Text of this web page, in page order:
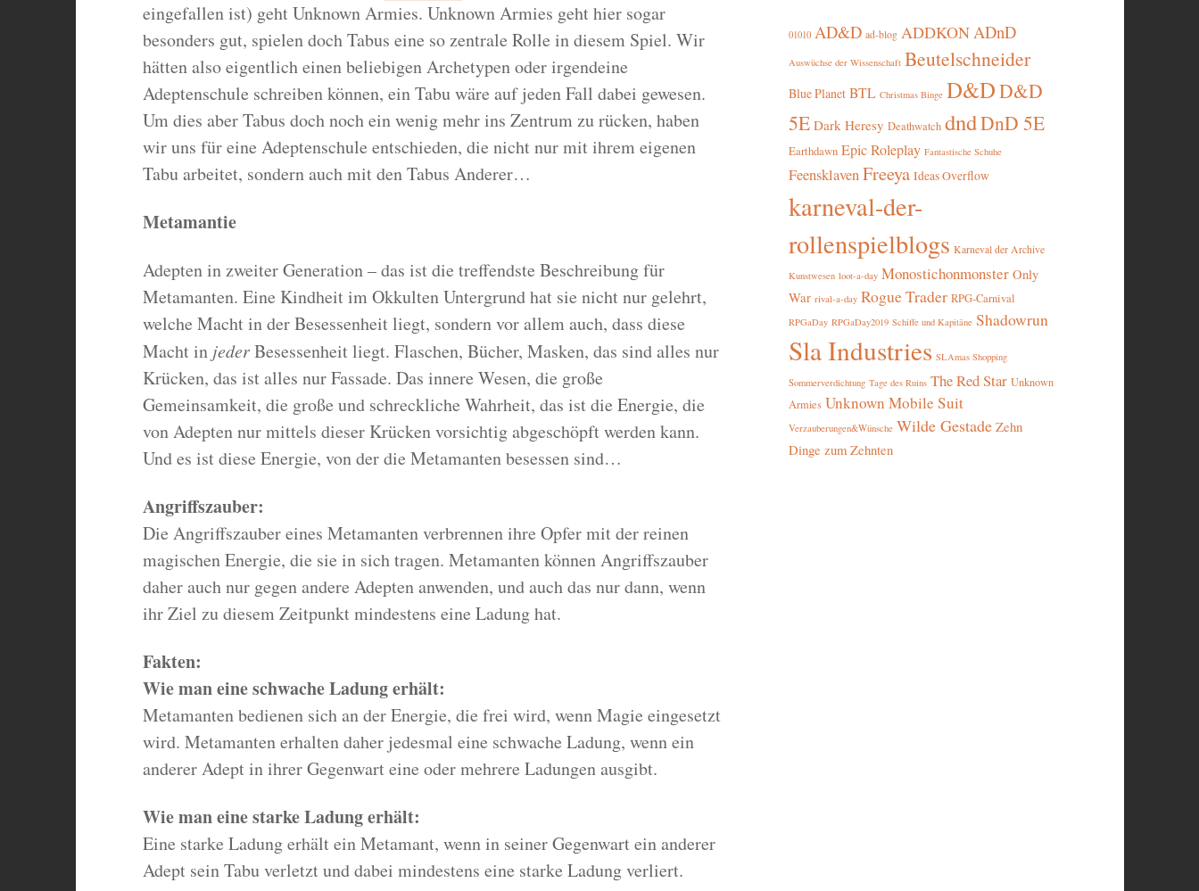
eingefallen ist) geht Unknown Armies. Unknown Armies geht hier sogar
besonders gut, spielen doch Tabus eine so zentrale Rolle in diesem Spiel. Wir
hätten also eigentlich einen beliebigen Archetypen oder irgendeine
Adeptenschule schreiben können, ein Tabu wäre auf jeden Fall dabei gewesen.
Um dies aber Tabus doch noch ein wenig mehr ins Zentrum zu rücken, haben
wir uns für eine Adeptenschule entschieden, die nicht nur mit ihrem eigenen
Tabu arbeitet, sondern auch mit den Tabus Anderer…
Metamantie
Adepten in zweiter Generation – das ist die treffendste Beschreibung für
Metamanten. Eine Kindheit im Okkulten Untergrund hat sie nicht nur gelehrt,
welche Macht in der Besessenheit liegt, sondern vor allem auch, dass diese
Macht in jederBesessenheit liegt. Flaschen, Bücher, Masken, das sind alles nur
Krücken, das ist alles nur Fassade. Das innere Wesen, die große
Gemeinsamkeit, die große und schreckliche Wahrheit, das ist die Energie, die
von Adepten nur mittels dieser Krücken vorsichtig abgeschöpft werden kann.
Und es ist diese Energie, von der die Metamanten besessen sind…
Angriffszauber:
Die Angriffszauber eines Metamanten verbrennen ihre Opfer mit der reinen
magischen Energie, die sie in sich tragen. Metamanten können Angriffszauber
daher auch nur gegen andere Adepten anwenden, und auch das nur dann, wenn
ihr Ziel zu diesem Zeitpunkt mindestens eine Ladung hat.
Fakten:
Wie man eine schwache Ladung erhält:
Metamanten bedienen sich an der Energie, die frei wird, wenn Magie eingesetzt
wird. Metamanten erhalten daher jedesmal eine schwache Ladung, wenn ein
anderer Adept in ihrer Gegenwart eine oder mehrere Ladungen ausgibt.
Wie man eine starke Ladung erhält:
Eine starke Ladung erhält ein Metamant, wenn in seiner Gegenwart ein anderer
Adept sein Tabu verletzt und dabei mindestens eine starke Ladung verliert.
01010 AD&D ad-blog ADDKONADnD
Auswüchse der Wissenschaft Beutelschneider
Blue Planet BTL Christmas Binge D&DD&D
5E Dark Heresy Deathwatch dndDnD 5E
Earthdawn Epic Roleplay Fantastische Schuhe
Feensklaven Freeya Ideas Overflow
karneval-der-
rollenspielblogs Karneval der Archive
Kunstwesen loot-a-day Monostichonmonster Only
War rival-a-day Rogue Trader RPG-Carnival
RPGaDay RPGaDay2019 Schiffe und Kapitäne Shadowrun
Sla Industries SLAmas Shopping
Sommerverdichtung Tage des Ruins The Red Star Unknown
Armies Unknown Mobile Suit
Verzauberungen&Wünsche Wilde Gestade Zehn
Dinge zum Zehnten